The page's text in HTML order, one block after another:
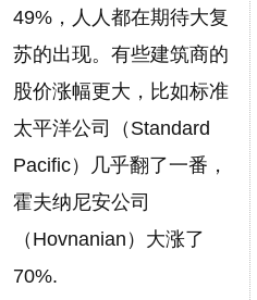
49%，人人都在期待大复
苏的出现。有些建筑商的
股价涨幅更大，比如标准
太平洋公司（Standard
Pacific）几乎翻了一番，
霍夫纳尼安公司
（Hovnanian）大涨了
70%.